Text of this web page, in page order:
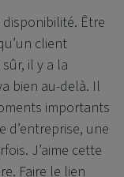
Être
client
il y a la
bien au-delà. Il
importants
d’entreprise, une
J’aime cette
Faire le lien